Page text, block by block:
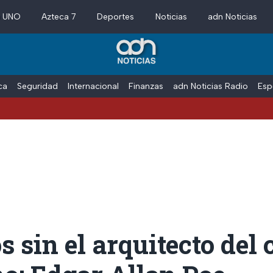
Azteca 7 Deportes Noticias adn Noticias
Seguridad Internacional Finanzas adn Noticias Radio
sin el arquitecto del